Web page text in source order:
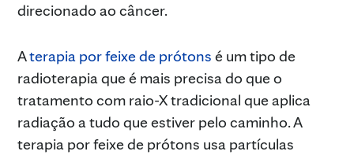
direcionado ao câncer.
Aterapia por feixe de prótons é um tipo de
radioterapia que é mais precisa do que o
tratamento com raio-X tradicional que aplica
radiação a tudo que estiver pelo caminho. A
terapia por feixe de prótons usa partículas